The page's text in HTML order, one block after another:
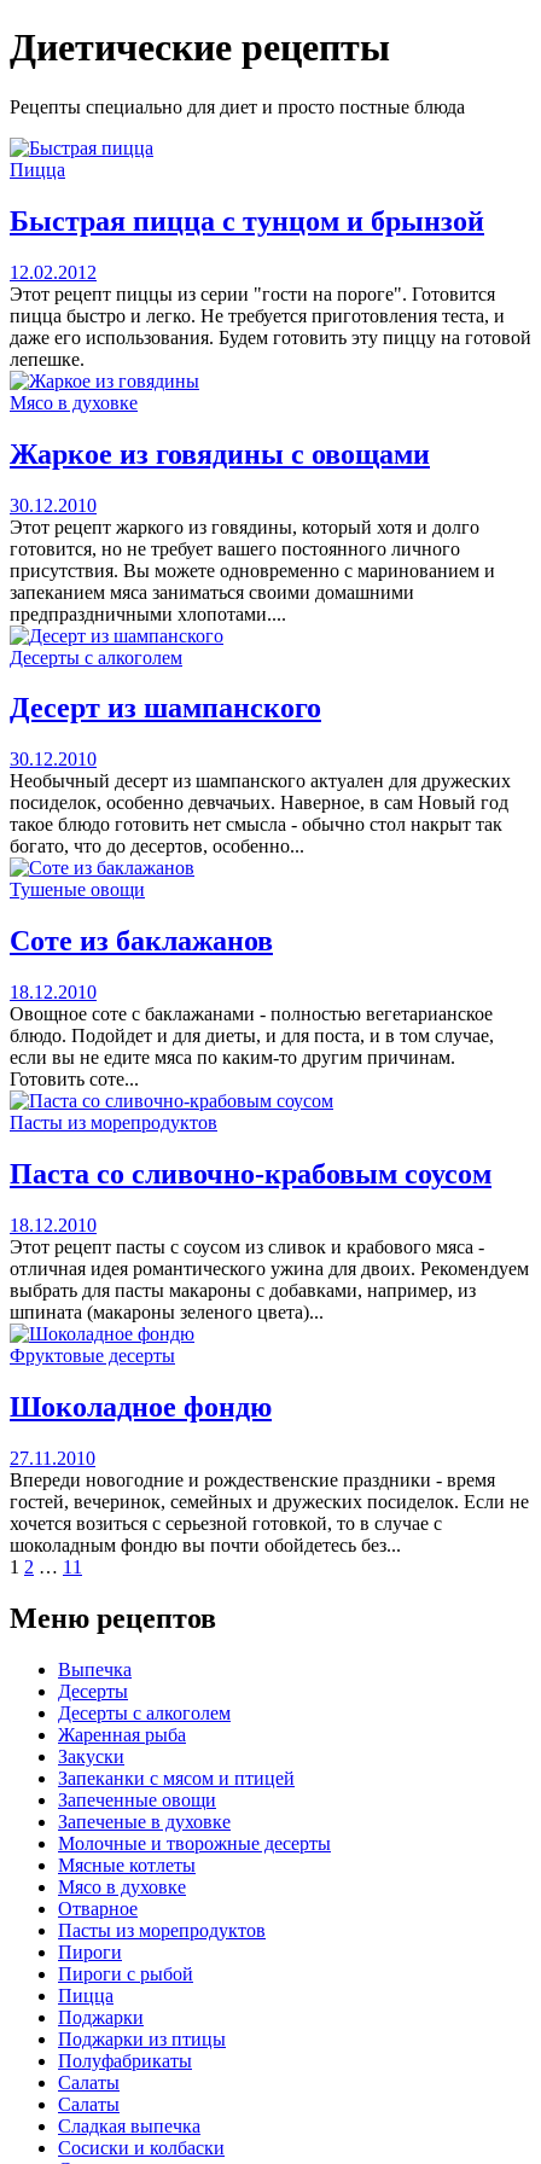
Перейти
к
Диетические рецепты
Рецепты специально для диет и просто постные блюда
Пицца
Быстрая пицца с тунцом и брынзой
12.02.2012
Этот рецепт пиццы из серии "гости на пороге". Готовится
пицца быстро и легко. Не требуется приготовления теста, и
даже его использования. Будем готовить эту пиццу на готовой
лепешке.
Мясо в духовке
Жаркое из говядины с овощами
30.12.2010
Этот рецепт жаркого из говядины, который хотя и долго
готовится, но не требует вашего постоянного личного
присутствия. Вы можете одновременно с маринованием и
запеканием мяса заниматься своими домашними
предпраздничными хлопотами....
Десерты с алкоголем
Десерт из шампанского
30.12.2010
Необычный десерт из шампанского актуален для дружеских
посиделок, особенно девчачьих. Наверное, в сам Новый год
такое блюдо готовить нет смысла - обычно стол накрыт так
богато, что до десертов, особенно...
Тушеные овощи
Соте из баклажанов
18.12.2010
Овощное соте с баклажанами - полностью вегетарианское
блюдо. Подойдет и для диеты, и для поста, и в том случае,
если вы не едите мяса по каким-то другим причинам.
Готовить соте...
Пасты из морепродуктов
Паста со сливочно-крабовым соусом
18.12.2010
Этот рецепт пасты с соусом из сливок и крабового мяса -
отличная идея романтического ужина для двоих. Рекомендуем
выбрать для пасты макароны с добавками, например, из
шпината (макароны зеленого цвета)...
Фруктовые десерты
Шоколадное фондю
27.11.2010
Впереди новогодние и рождественские праздники - время
гостей, вечеринок, семейных и дружеских посиделок. Если не
хочется возиться с серьезной готовкой, то в случае с
шоколадным фондю вы почти обойдетесь без...
Навигация
по
записям
1 2 … 11
Меню рецептов
Выпечка
Десерты
Десерты с алкоголем
Жаренная рыба
Закуски
Запеканки с мясом и птицей
Запеченные овощи
Запеченые в духовке
Молочные и творожные десерты
Мясные котлеты
Мясо в духовке
Отварное
Пасты из морепродуктов
Пироги
Пироги с рыбой
Пицца
Поджарки
Поджарки из птицы
Полуфабрикаты
Салаты
Салаты
Сладкая выпечка
Сосиски и колбаски